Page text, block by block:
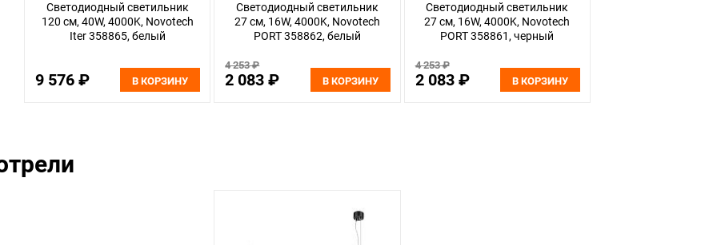
Светодиодный светильник
120 см, 40W, 4000K, Novotech
Iter 358865, белый
9 576 ₽ В КОРЗИНУ
Светодиодный светильник
27 см, 16W, 4000K, Novotech
PORT 358862, белый
4 253 ₽
2 083 ₽ В КОРЗИНУ
Светодиодный светильник
27 см, 16W, 4000K, Novotech
PORT 358861, черный
4 253 ₽
2 083 ₽ В КОРЗИНУ